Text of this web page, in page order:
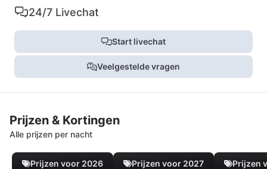
24/7 Livechat
Start livechat
Veelgestelde vragen
Prijzen & Kortingen
Alle prijzen per nacht
Prijzen voor 2026 Prijzen voor 2027 Prijzen